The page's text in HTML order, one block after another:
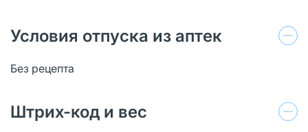
Условия отпуска из аптек
Без рецепта
Штрих-код и вес